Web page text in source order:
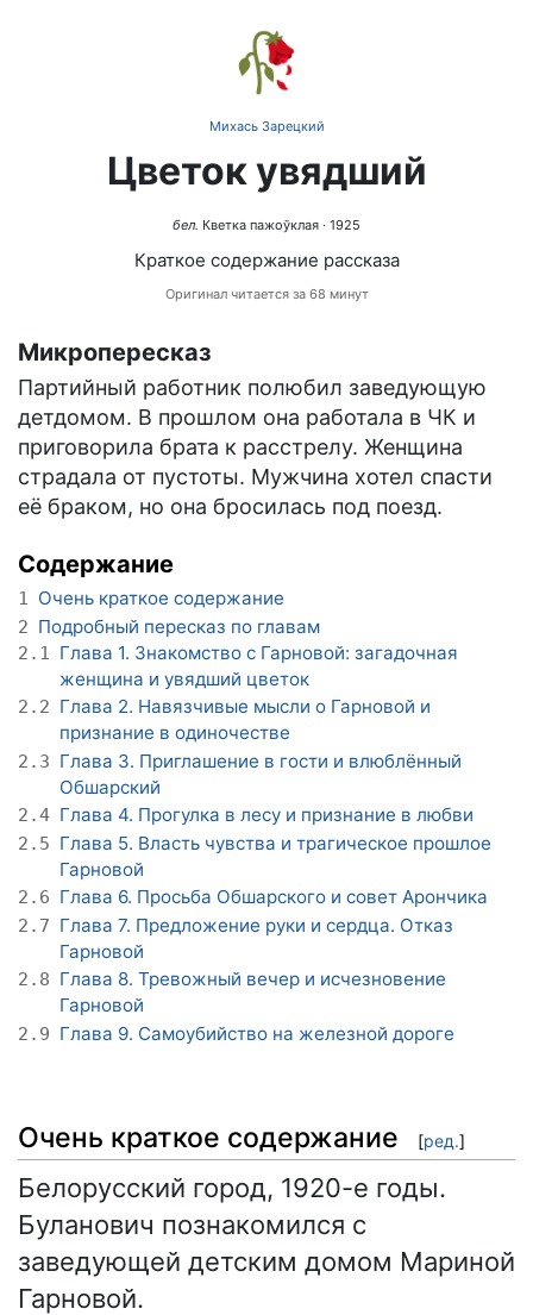
🥀
Михась Зарецкий
Цветок увядший
бел. Кветка пажоўклая · 1925
Краткое содержание рассказа
Оригинал читается за 68 минут
Микропересказ
Партийный работник полюбил заведующую
детдомом. В прошлом она работала в ЧК и
приговорила брата к расстрелу. Женщина
страдала от пустоты. Мужчина хотел спасти
её браком, но она бросилась под поезд.
Содержание
1 Очень краткое содержание
2 Подробный пересказ по главам
2.1 Глава 1. Знакомство с Гарновой: загадочная
женщина и увядший цветок
2.2 Глава 2. Навязчивые мысли о Гарновой и
признание в одиночестве
2.3 Глава 3. Приглашение в гости и влюблённый
Обшарский
2.4 Глава 4. Прогулка в лесу и признание в любви
2.5 Глава 5. Власть чувства и трагическое прошлое
Гарновой
2.6 Глава 6. Просьба Обшарского и совет Арончика
2.7 Глава 7. Предложение руки и сердца. Отказ
Гарновой
2.8 Глава 8. Тревожный вечер и исчезновение
Гарновой
2.9 Глава 9. Самоубийство на железной дороге
Очень краткое содержание [ред.]
Белорусский город, 1920-е годы.
Буланович познакомился с
заведующей детским домом Мариной
Гарновой.